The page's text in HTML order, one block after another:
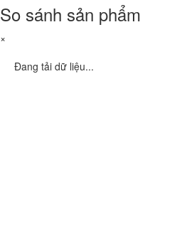
So sánh sản phẩm
×
Đang tải dữ liệu...